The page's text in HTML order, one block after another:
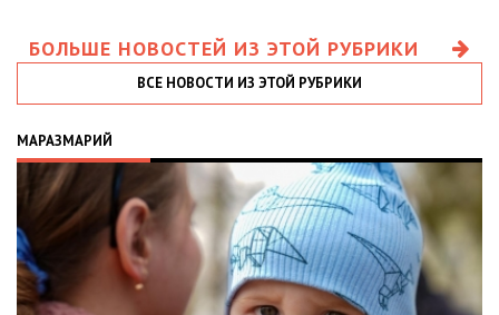
БОЛЬШЕ НОВОСТЕЙ ИЗ ЭТОЙ РУБРИКИ
ВСЕ НОВОСТИ ИЗ ЭТОЙ РУБРИКИ
МАРАЗМАРИЙ